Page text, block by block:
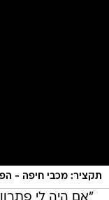
תקציר: מכבי חיפה -